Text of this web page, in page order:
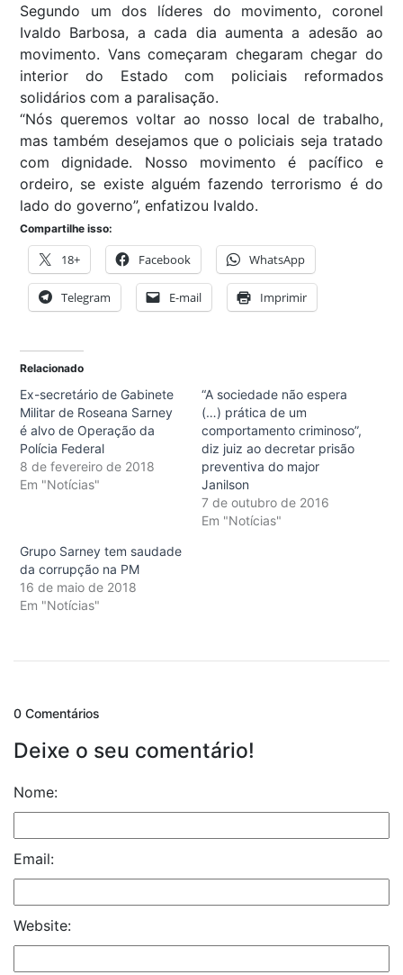
Segundo um dos líderes do movimento, coronel
Ivaldo Barbosa, a cada dia aumenta a adesão ao
movimento. Vans começaram chegaram chegar do
interior do Estado com policiais reformados
solidários com a paralisação.
“Nós queremos voltar ao nosso local de trabalho,
mas também desejamos que o policiais seja tratado
com dignidade. Nosso movimento é pacífico e
ordeiro, se existe alguém fazendo terrorismo é do
lado do governo”, enfatizou Ivaldo.
Compartilhe isso:
18+ Facebook WhatsApp
Telegram E-mail Imprimir
Relacionado
Ex-secretário de Gabinete
Militar de Roseana Sarney
é alvo de Operação da
Polícia Federal
8 de fevereiro de 2018
Em "Notícias"
“A sociedade não espera
(…) prática de um
comportamento criminoso”,
diz juiz ao decretar prisão
preventiva do major
Janilson
7 de outubro de 2016
Em "Notícias"
Grupo Sarney tem saudade
da corrupção na PM
16 de maio de 2018
Em "Notícias"
0 Comentários
Deixe o seu comentário!
Nome:
Email:
Website: